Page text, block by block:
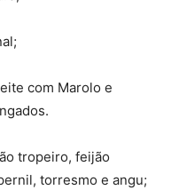
com Marolo e
tropeiro, feijão
torresmo e angu;